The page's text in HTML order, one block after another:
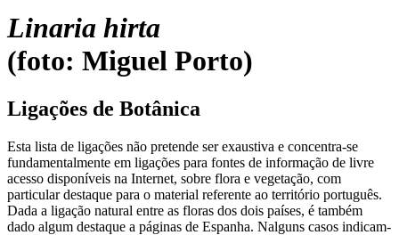
Linaria hirta
(foto: Miguel Porto)
Ligações de Botânica
Esta lista de ligações não pretende ser exaustiva e concentra-se
fundamentalmente em ligações para fontes de informação de livre
acesso disponíveis na Internet, sobre flora e vegetação, com
particular destaque para o material referente ao território português.
Dada a ligação natural entre as floras dos dois países, é também
dado algum destaque a páginas de Espanha. Nalguns casos indicam-